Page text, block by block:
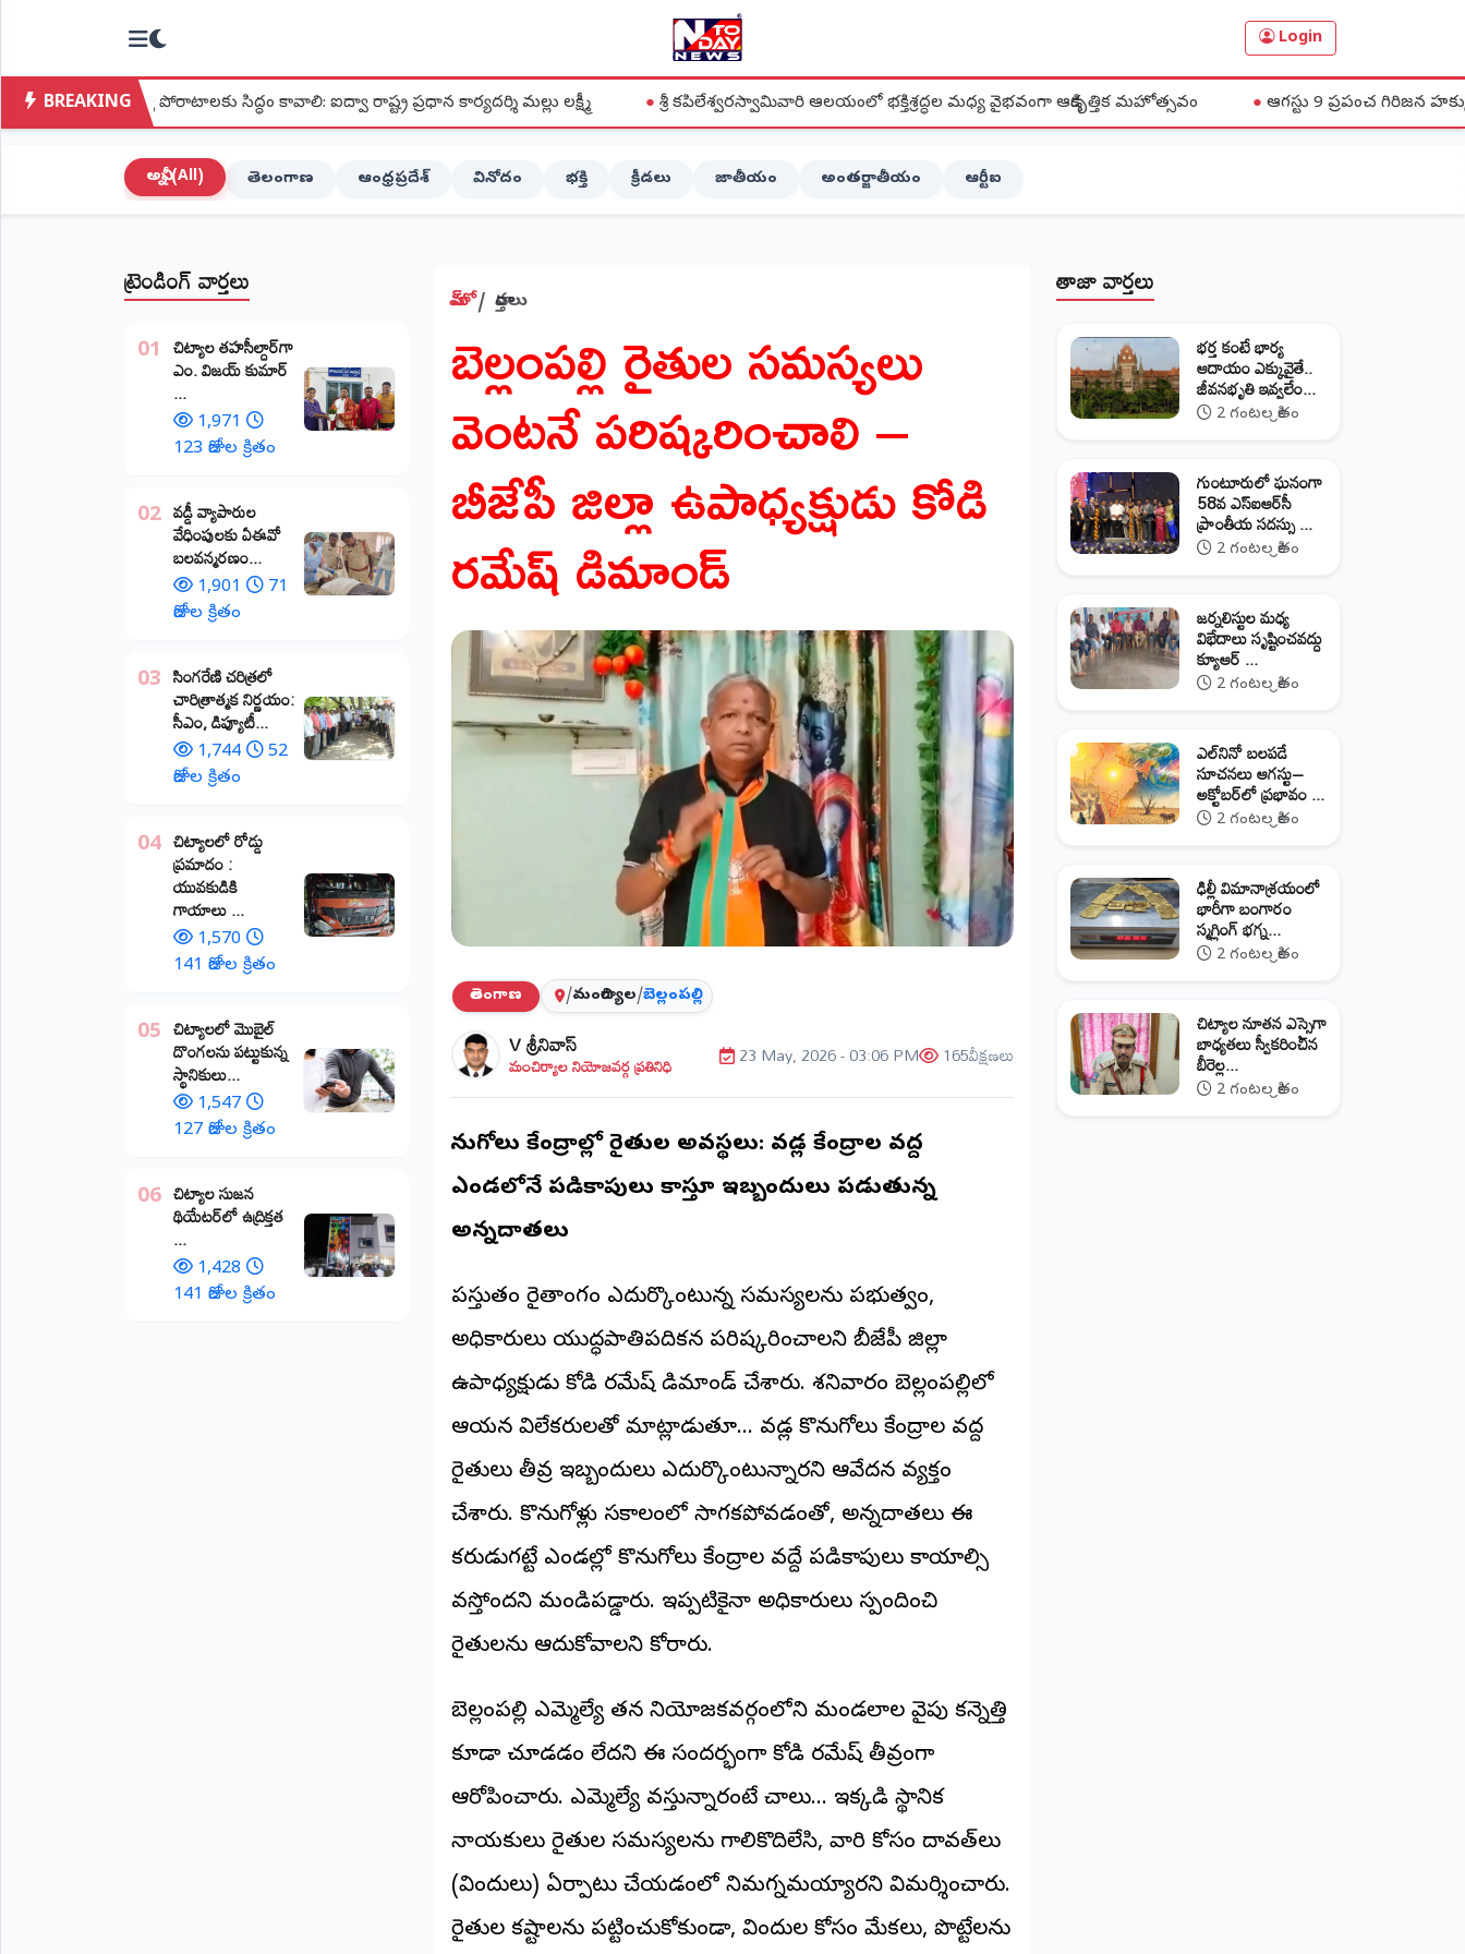
NTODAY×
హోమ్
Login
BREAKING
పోరాటాలకు సిద్ధం కావాలి: ఐద్వా రాష్ట్ర ప్రధాన కార్యదర్శి మల్లు లక్ష్మీ ●శ్రీ కపిలేశ్వరస్వామివారి ఆలయంలో భక్తిశ్రద్ధల మధ్య వైభవంగా ఆడికృత్తిక మహోత్సవం ●ఆగస్టు 9 ప్రపంచ గిరిజన హక్కుల దినోత్సవాన్ని
అన్నీ (All) తెలంగాణ ఆంధ్రప్రదేశ్ వినోదం భక్తి క్రీడలు జాతీయం అంతర్జాతీయం ఆర్టీఐ
ట్రెండింగ్ వార్తలు
01 ​చిట్యాల తహసీల్దార్‌గా
ఎం. విజయ్ కుమార్
...
1,971
123 రోజుల క్రితం
02 వడ్డీ వ్యాపారుల
వేధింపులకు ఏఈవో
బలవన్మరణం...
1,901
71
రోజుల క్రితం
03 ​సింగరేణి చరిత్రలో
చారిత్రాత్మక నిర్ణయం:
సీఎం, డిప్యూటీ...
1,744
52
రోజుల క్రితం
04 చిట్యాలలో రోడ్డు
ప్రమాదం :
యువకుడికి
గాయాలు ​...
1,570
141 రోజుల క్రితం
05 చిట్యాలలో మొబైల్
దొంగలను పట్టుకున్న
స్థానికులు...
1,547
127 రోజుల క్రితం
06 చిట్యాల సుజన
థియేటర్‌లో ఉద్రిక్తత
...
1,428
141 రోజుల క్రితం
హోమ్ వార్తలు
​బెల్లంపల్లి రైతుల సమస్యలు
వెంటనే పరిష్కరించాలి –
బీజేపీ జిల్లా ఉపాధ్యక్షుడు కోడి
రమేష్ డిమాండ్
తెలంగాణ /మంచిర్యాల/బెల్లంపల్లి
V శ్రీనివాస్
మంచిర్యాల నియోజవర్గ ప్రతినిధి 23 May, 2026 - 03:06 PM 165వీక్షణలు
కొనుగోలు కేంద్రాల్లో రైతుల అవస్థలు: వడ్ల కేంద్రాల వద్ద
ఎండలోనే పడికాపులు కాస్తూ ఇబ్బందులు పడుతున్న
అన్నదాతలు
ప్రస్తుతం రైతాంగం ఎదుర్కొంటున్న సమస్యలను ప్రభుత్వం,
అధికారులు యుద్ధప్రాతిపదికన పరిష్కరించాలని బీజేపీ జిల్లా
ఉపాధ్యక్షుడు కోడి రమేష్ డిమాండ్ చేశారు. శనివారం బెల్లంపల్లిలో
ఆయన విలేకరులతో మాట్లాడుతూ... వడ్ల కొనుగోలు కేంద్రాల వద్ద
రైతులు తీవ్ర ఇబ్బందులు ఎదుర్కొంటున్నారని ఆవేదన వ్యక్తం
చేశారు. కొనుగోళ్లు సకాలంలో సాగకపోవడంతో, అన్నదాతలు ఈ
కరుడుగట్టే ఎండల్లో కొనుగోలు కేంద్రాల వద్దే పడికాపులు కాయాల్సి
వస్తోందని మండిపడ్డారు. ఇప్పటికైనా అధికారులు స్పందించి
రైతులను ఆదుకోవాలని కోరారు.
​బెల్లంపల్లి ఎమ్మెల్యే తన నియోజకవర్గంలోని మండలాల వైపు కన్నెత్తి
కూడా చూడడం లేదని ఈ సందర్భంగా కోడి రమేష్ తీవ్రంగా
ఆరోపించారు. ఎమ్మెల్యే వస్తున్నారంటే చాలు... ఇక్కడి స్థానిక
నాయకులు రైతుల సమస్యలను గాలికొదిలేసి, వారి కోసం దావత్‌లు
(విందులు) ఏర్పాటు చేయడంలో నిమగ్నమయ్యారని విమర్శించారు.
రైతుల కష్టాలను పట్టించుకోకుండా, విందుల కోసం మేకలు, పొట్టేలను
తాజా వార్తలు
భర్త కంటే భార్య
ఆదాయం ఎక్కువైతే..
జీవనభృతి ఇవ్వలేం...
2 గంటల క్రితం
గుంటూరులో ఘనంగా
58వ ఎస్‌ఐఆర్‌సీ
ప్రాంతీయ సదస్సు ...
2 గంటల క్రితం
జర్నలిస్టుల మధ్య
విభేదాలు సృష్టించవద్దు
క్యూఆర్‌ ...
2 గంటల క్రితం
ఎల్‌నినో బలపడే
సూచనలు ఆగస్టు–
అక్టోబర్‌లో ప్రభావం ...
2 గంటల క్రితం
ఢిల్లీ విమానాశ్రయంలో
భారీగా బంగారం
స్మగ్లింగ్ భగ్న...
2 గంటల క్రితం
​చిట్యాల నూతన ఎస్సైగా
బాధ్యతలు స్వీకరించిన
బీరెల్ల...
2 గంటల క్రితం